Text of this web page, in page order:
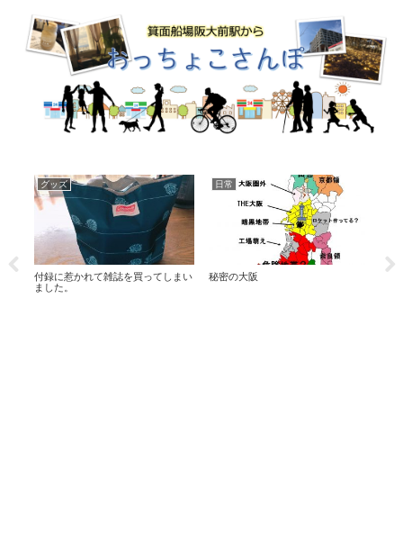
グッズ
セルフ鍼ってすごい！！
日常
【プチプラコスメ】ダイソーの美容